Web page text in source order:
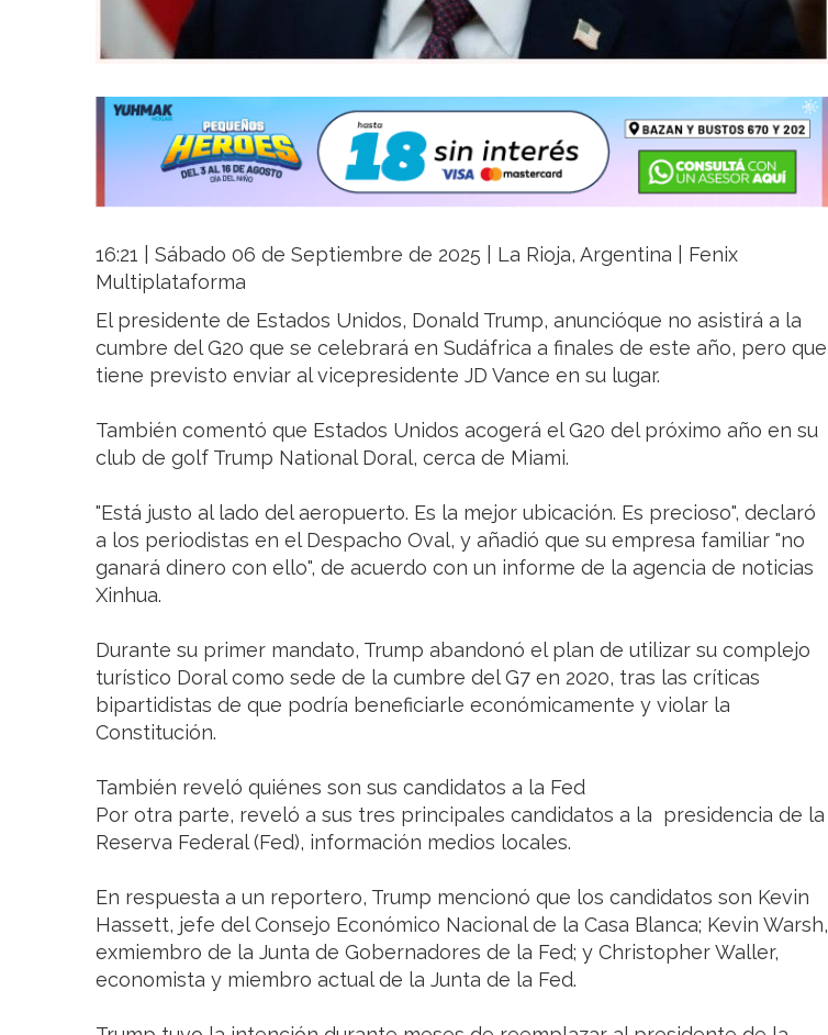
16:21 | Sábado 06 de Septiembre de 2025 | La Rioja, Argentina | Fenix
Multiplataforma
El presidente de Estados Unidos, Donald Trump, anuncióque no asistirá a la
cumbre del G20 que se celebrará en Sudáfrica a finales de este año, pero que
tiene previsto enviar al vicepresidente JD Vance en su lugar.
También comentó que Estados Unidos acogerá el G20 del próximo año en su
club de golf Trump National Doral, cerca de Miami.
"Está justo al lado del aeropuerto. Es la mejor ubicación. Es precioso", declaró
a los periodistas en el Despacho Oval, y añadió que su empresa familiar "no
ganará dinero con ello", de acuerdo con un informe de la agencia de noticias
Xinhua.
Durante su primer mandato, Trump abandonó el plan de utilizar su complejo
turístico Doral como sede de la cumbre del G7 en 2020, tras las críticas
bipartidistas de que podría beneficiarle económicamente y violar la
Constitución.
También reveló quiénes son sus candidatos a la Fed
Por otra parte, reveló a sus tres principales candidatos a la presidencia de la
Reserva Federal (Fed), información medios locales.
En respuesta a un reportero, Trump mencionó que los candidatos son Kevin
Hassett, jefe del Consejo Económico Nacional de la Casa Blanca; Kevin Warsh,
exmiembro de la Junta de Gobernadores de la Fed; y Christopher Waller,
economista y miembro actual de la Junta de la Fed.